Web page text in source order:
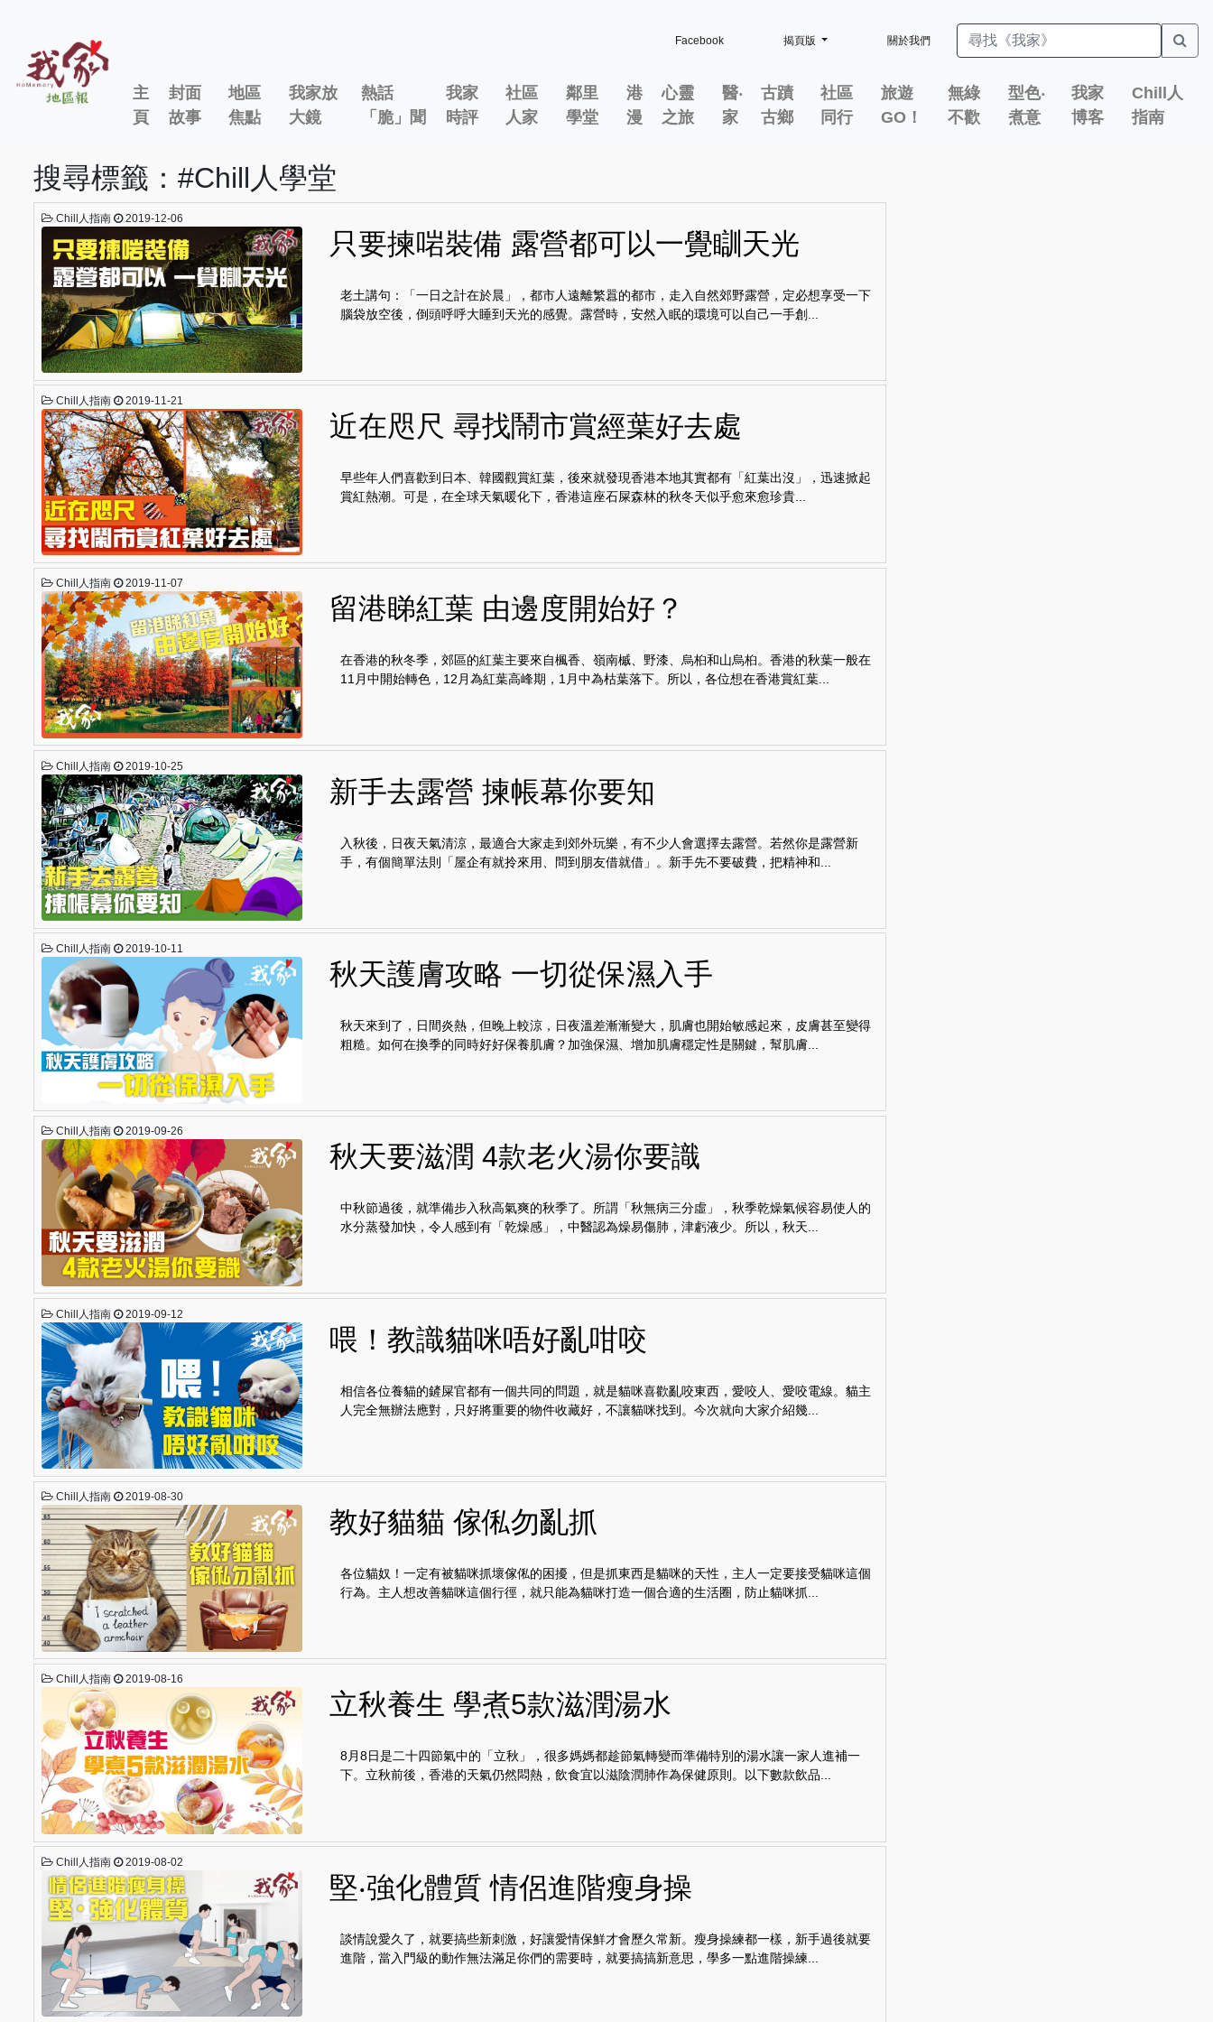
Facebook 揭頁版 關於我們
主
頁
封面
故事
地區
焦點
我家放
大鏡
熱話
「脆」聞
我家
時評
社區
人家
鄰里
學堂
港
漫
心靈
之旅
醫‧
家
古蹟
古鄉
社區
同行
旅遊
GO！
無綠
不歡
型色‧
煮意
我家
博客
Chill人
指南
搜尋標籤：#Chill人學堂
Chill人指南 2019-12-06
只要揀啱裝備 露營都可以一覺瞓天光
老土講句：「一日之計在於晨」，都市人遠離繁囂的都市，走入自然郊野露營，定必想享受一下
腦袋放空後，倒頭呼呼大睡到天光的感覺。露營時，安然入眠的環境可以自己一手創...
Chill人指南 2019-11-21
近在咫尺 尋找鬧市賞經葉好去處
早些年人們喜歡到日本、韓國觀賞紅葉，後來就發現香港本地其實都有「紅葉出沒」，迅速掀起
賞紅熱潮。可是，在全球天氣暖化下，香港這座石屎森林的秋冬天似乎愈來愈珍貴...
Chill人指南 2019-11-07
留港睇紅葉 由邊度開始好？
在香港的秋冬季，郊區的紅葉主要來自楓香、嶺南槭、野漆、烏桕和山烏桕。香港的秋葉一般在
11月中開始轉色，12月為紅葉高峰期，1月中為枯葉落下。所以，各位想在香港賞紅葉...
Chill人指南 2019-10-25
新手去露營 揀帳幕你要知
入秋後，日夜天氣清涼，最適合大家走到郊外玩樂，有不少人會選擇去露營。若然你是露營新
手，有個簡單法則「屋企有就拎來用、問到朋友借就借」。新手先不要破費，把精神和...
Chill人指南 2019-10-11
秋天護膚攻略 一切從保濕入手
秋天來到了，日間炎熱，但晚上較涼，日夜溫差漸漸變大，肌膚也開始敏感起來，皮膚甚至變得
粗糙。如何在換季的同時好好保養肌膚？加強保濕、增加肌膚穩定性是關鍵，幫肌膚...
Chill人指南 2019-09-26
秋天要滋潤 4款老火湯你要識
中秋節過後，就準備步入秋高氣爽的秋季了。所謂「秋無病三分虛」，秋季乾燥氣候容易使人的
水分蒸發加快，令人感到有「乾燥感」，中醫認為燥易傷肺，津虧液少。所以，秋天...
Chill人指南 2019-09-12
喂！教識貓咪唔好亂咁咬
相信各位養貓的鏟屎官都有一個共同的問題，就是貓咪喜歡亂咬東西，愛咬人、愛咬電線。貓主
人完全無辦法應對，只好將重要的物件收藏好，不讓貓咪找到。今次就向大家介紹幾...
Chill人指南 2019-08-30
教好貓貓 傢俬勿亂抓
各位貓奴！一定有被貓咪抓壞傢俬的困擾，但是抓東西是貓咪的天性，主人一定要接受貓咪這個
行為。主人想改善貓咪這個行徑，就只能為貓咪打造一個合適的生活圈，防止貓咪抓...
Chill人指南 2019-08-16
立秋養生 學煮5款滋潤湯水
8月8日是二十四節氣中的「立秋」，很多媽媽都趁節氣轉變而準備特別的湯水讓一家人進補一
下。立秋前後，香港的天氣仍然悶熱，飲食宜以滋陰潤肺作為保健原則。以下數款飲品...
Chill人指南 2019-08-02
堅‧強化體質 情侶進階瘦身操
談情說愛久了，就要搞些新刺激，好讓愛情保鮮才會歷久常新。瘦身操練都一樣，新手過後就要
進階，當入門級的動作無法滿足你們的需要時，就要搞搞新意思，學多一點進階操練...